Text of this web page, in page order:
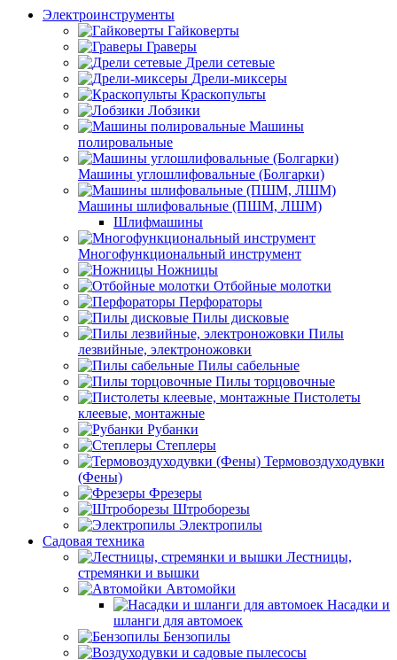
Электроинструменты
Гайковерты
Граверы
Дрели сетевые
Дрели-миксеры
Краскопульты
Лобзики
Машины
полировальные
Машины углошлифовальные (Болгарки)
Машины шлифовальные (ПШМ, ЛШМ)
Шлифмашины
Многофункциональный инструмент
Ножницы
Отбойные молотки
Перфораторы
Пилы дисковые
Пилы
лезвийные, электроножовки
Пилы сабельные
Пилы торцовочные
Пистолеты
клеевые, монтажные
Рубанки
Степлеры
Термовоздуходувки
(Фены)
Фрезеры
Штроборезы
Электропилы
Садовая техника
Лестницы,
стремянки и вышки
Автомойки
Насадки и
шланги для автомоек
Бензопилы